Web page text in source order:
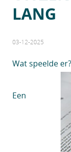
LANG
03-12-2025
Wat speelde er?
Een